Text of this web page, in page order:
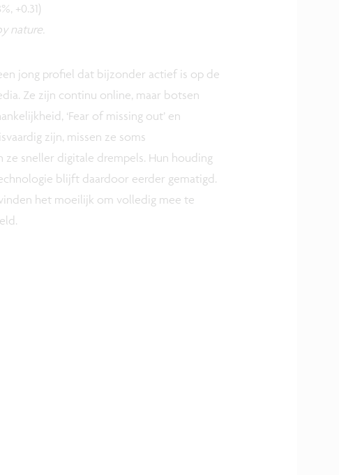
+0.31)
nature.
jong profiel dat bijzonder actief is op de
Ze zijn continu online, maar botsen
‘Fear of missing out’ en
zijn, missen ze soms
sneller digitale drempels. Hun houding
blijft daardoor eerder gematigd.
het moeilijk om volledig mee te